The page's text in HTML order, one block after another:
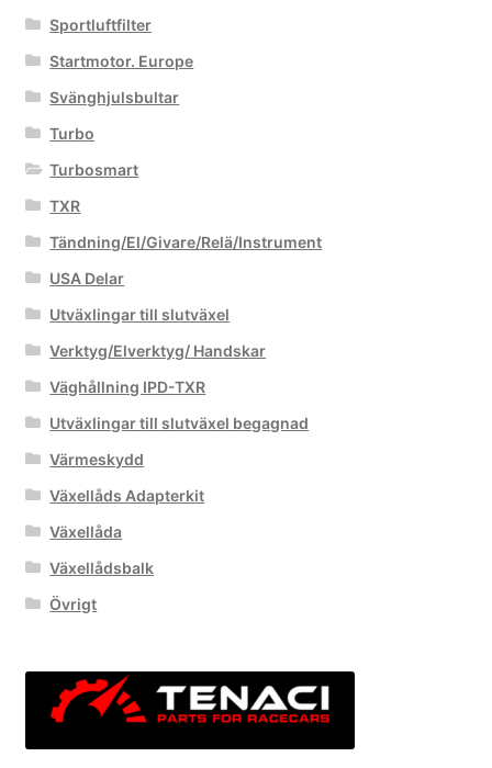
Sportluftfilter
Startmotor. Europe
Svänghjulsbultar
Turbo
Turbosmart
TXR
Tändning/El/Givare/Relä/Instrument
USA Delar
Utväxlingar till slutväxel
Verktyg/Elverktyg/ Handskar
Väghållning IPD-TXR
Utväxlingar till slutväxel begagnad
Värmeskydd
Växellåds Adapterkit
Växellåda
Växellådsbalk
Övrigt